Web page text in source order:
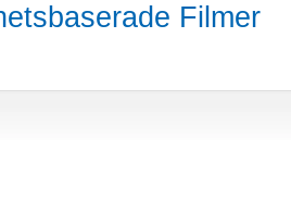
Filmer